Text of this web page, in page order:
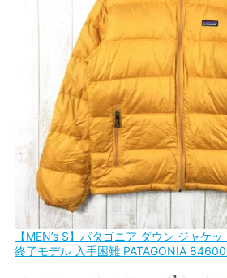
【MEN’s S】パタゴニア ダウン ジャケ
終了モデル 入手困難 PATAGONIA